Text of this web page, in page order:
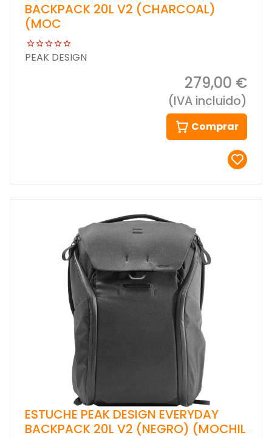
BACKPACK 20L V2 (CHARCOAL)
(MOC
PEAK DESIGN
279,00 €
(IVA incluido)
Comprar
ESTUCHE PEAK DESIGN EVERYDAY
BACKPACK 20L V2 (NEGRO) (MOCHIL